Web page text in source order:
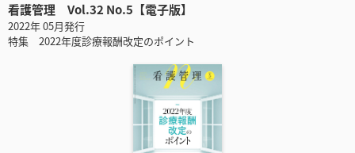
看護管理 Vol.32 No.5【電子版】
2022年 05月発行
特集 2022年度診療報酬改定のポイント